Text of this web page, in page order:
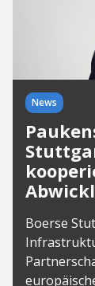
News
Boerse